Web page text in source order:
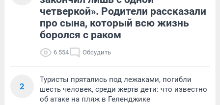
четверкой». Родители рассказали
про сына, который всю жизнь
боролся с раком
6 554 Обсудить
2
Туристы прятались под лежаками, погибли
шесть человек, среди жертв дети: что известно
об атаке на пляж в Геленджике